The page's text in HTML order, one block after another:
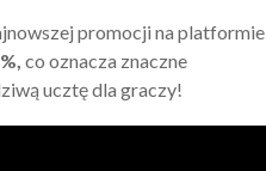
promocji na platformie
co oznacza znaczne
ucztę dla graczy!